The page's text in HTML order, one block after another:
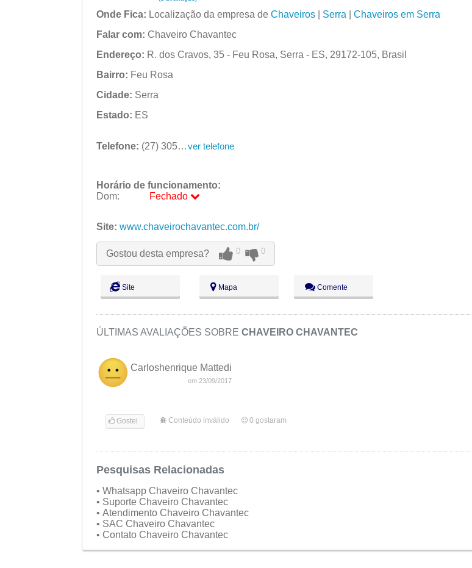
Onde Fica: Localização da empresa de Chaveiros| Serra
Chaveiros em Serra
Falar com: Chaveiro Chavantec
Endereço: R. dos Cravos, 35 - Feu Rosa, Serra - ES, 29172-105, Brasil
Bairro: Feu Rosa
Cidade: Serra
Estado: ES
Telefone: (27) 3053-0075 ver telefone
Horário de funcionamento:
Dom:
Fechado
Ter:
09:00 - 18:00
Qua:
09:00 - 18:00
Sáb:
Site: www.chaveirochavantec.com.br/
Gostou desta empresa? 0 0
Site Mapa Comente
ÚLTIMAS AVALIAÇÕES SOBRE CHAVEIRO CHAVANTEC
Carloshenrique Mattedi
em 23/09/2017
Gostei Conteúdo inválido 0 gostaram
Pesquisas Relacionadas
• Whatsapp Chaveiro Chavantec
• Suporte Chaveiro Chavantec
• Atendimento Chaveiro Chavantec
• SAC Chaveiro Chavantec
• Contato Chaveiro Chavantec